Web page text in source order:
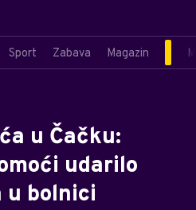
Sport Zabava Magazin
u Čačku:
udarilo
u bolnici